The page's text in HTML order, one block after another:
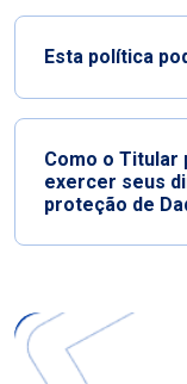
Esta política
Como o
exercer seus
proteção de